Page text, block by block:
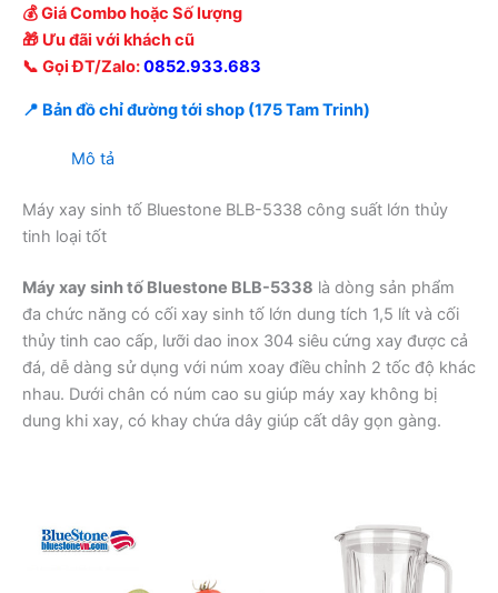
💰 Giá Combo hoặc Số lượng
🎁 Ưu đãi với khách cũ
📞 Gọi ĐT/Zalo:0852.933.683
📍 Bản đồ chỉ đường tới shop (175 Tam Trinh)
Mô tả
Máy xay sinh tố Bluestone BLB-5338 công suất lớn thủy
tinh loại tốt
Máy xay sinh tố Bluestone BLB-5338 là dòng sản phẩm
đa chức năng có cối xay sinh tố lớn dung tích 1,5 lít và cối
thủy tinh cao cấp, lưỡi dao inox 304 siêu cứng xay được cả
đá, dễ dàng sử dụng với núm xoay điều chỉnh 2 tốc độ khác
nhau. Dưới chân có núm cao su giúp máy xay không bị
dung khi xay, có khay chứa dây giúp cất dây gọn gàng.